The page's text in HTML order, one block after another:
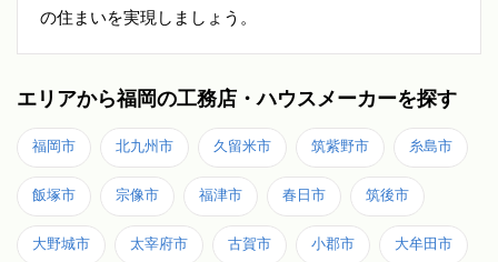
の住まいを実現しましょう。
エリアから福岡の工務店・ハウスメーカーを探す
福岡市 北九州市 久留米市 筑紫野市 糸島市
飯塚市 宗像市 福津市 春日市 筑後市
大野城市 太宰府市 古賀市 小郡市 大牟田市